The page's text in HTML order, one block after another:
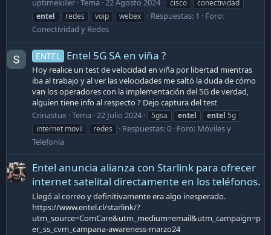
uptimekiller Tema 22 Agosto 2024 cisco
conectividad
entel
redes voip webex Respuestas: 1
Foro:
Conectividad y Redes
ENTEL Entel 5G SA en viña ?
Hoy realice un test de velocidad en viña por libertad mientras
iba al trabajo y al ver las velocidades me saltó la duda de cómo
van los operadores con la implementación del 5G de verdad,
alguien tiene info al respecto ? Dejo captura del test
Crinastux Tema 22 Julio 2024 5gsa entel entel 5g
internet movil
redes Respuestas: 0 Foro: Móviles y
Telefonía
Entel anuncia alianza con Starlink para ofrecer
internet satelital directamente en los teléfonos.
Llegó al correo y definitivamente era algo inesperado.
https://www.entel.cl/starlink/?
utm_source=ComCare&utm_medium=email&utm_campaign=p
er_ss_cvm_campana-awareness-marzo24